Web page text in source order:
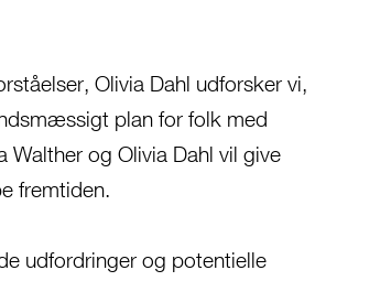
Olivia Dahl udforsker vi,
plan for folk med
og Olivia Dahl vil give
fremtiden.
udfordringer og potentielle